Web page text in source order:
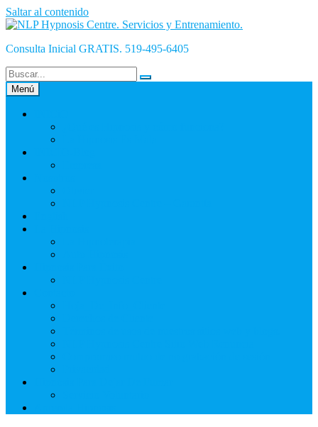
Saltar al contenido
Consulta Inicial GRATIS. 519-495-6405
Menú